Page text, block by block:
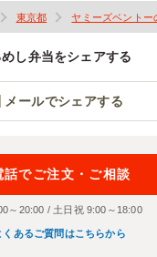
東京都 ヤミーズベントー
めし弁当をシェアする
メールでシェアする
話でご注文・ご相談
～20:00 / 土日祝 9:00～18:00
くあるご質問はこちらから